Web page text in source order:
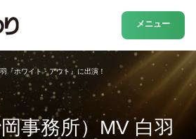
メニュー
事務所）MV 白羽
『ホワイト・アウト』に出演！